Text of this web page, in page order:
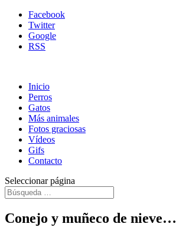
Facebook
Twitter
Google
RSS
Inicio
Perros
Gatos
Más animales
Fotos graciosas
Vídeos
Gifs
Contacto
Seleccionar página
Conejo y muñeco de nieve…